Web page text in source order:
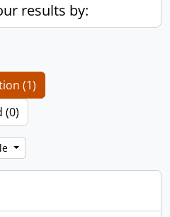
results by:
(1)
(0)